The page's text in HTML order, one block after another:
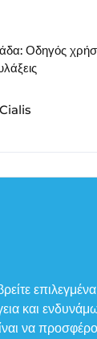
Οδηγός
και
να